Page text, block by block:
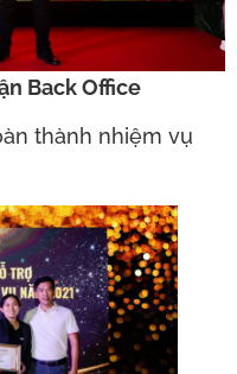
Back Office
thành nhiệm vụ